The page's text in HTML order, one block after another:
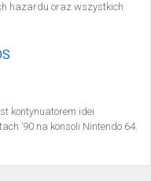
hazardu oraz wszystkich
kontynuatorem idei
’90 na konsoli Nintendo 64.